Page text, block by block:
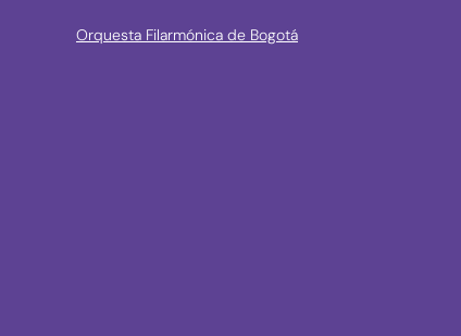
Orquesta Filarmónica de Bogotá